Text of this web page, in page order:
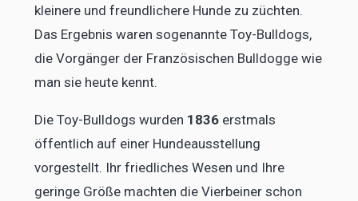
kleinere und freundlichere Hunde zu züchten.
Das Ergebnis waren sogenannte Toy-Bulldogs,
die Vorgänger der Französischen Bulldogge wie
man sie heute kennt.
Die Toy-Bulldogs wurden 1836erstmals
öffentlich auf einer Hundeausstellung
vorgestellt. Ihr friedliches Wesen und Ihre
geringe Größe machten die Vierbeiner schon